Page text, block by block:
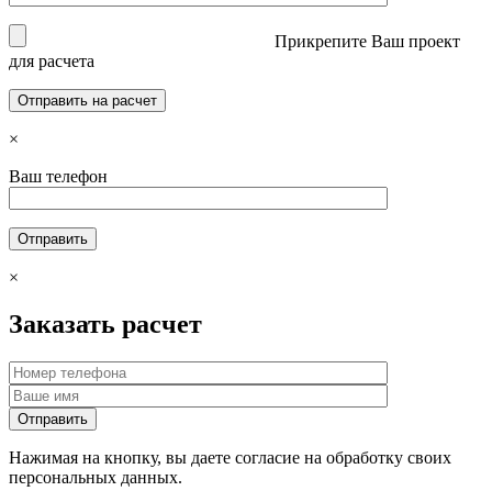
Прикрепите Ваш проект
для расчета
×
Ваш телефон
×
Заказать расчет
Нажимая на кнопку, вы даете согласие на обработку своих
персональных данных.